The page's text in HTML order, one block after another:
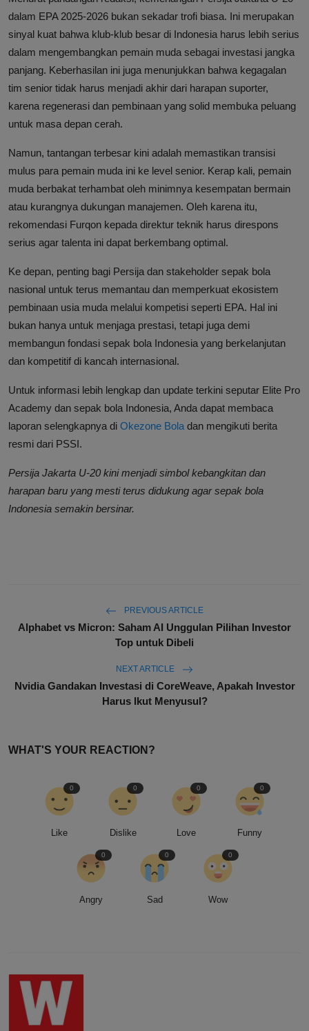
dalam EPA 2025-2026 bukan sekadar trofi biasa. Ini merupakan
sinyal kuat bahwa klub-klub besar di Indonesia harus lebih serius
dalam mengembangkan pemain muda sebagai investasi jangka
panjang. Keberhasilan ini juga menunjukkan bahwa kegagalan
tim senior tidak harus menjadi akhir dari harapan suporter,
karena regenerasi dan pembinaan yang solid membuka peluang
untuk masa depan cerah.
Namun, tantangan terbesar kini adalah memastikan transisi
mulus para pemain muda ini ke level senior. Kerap kali, pemain
muda berbakat terhambat oleh minimnya kesempatan bermain
atau kurangnya dukungan manajemen. Oleh karena itu,
rekomendasi Furqon kepada direktur teknik harus direspons
serius agar talenta ini dapat berkembang optimal.
Ke depan, penting bagi Persija dan stakeholder sepak bola
nasional untuk terus memantau dan memperkuat ekosistem
pembinaan usia muda melalui kompetisi seperti EPA. Hal ini
bukan hanya untuk menjaga prestasi, tetapi juga demi
membangun fondasi sepak bola Indonesia yang berkelanjutan
dan kompetitif di kancah internasional.
Untuk informasi lebih lengkap dan update terkini seputar Elite Pro
Academy dan sepak bola Indonesia, Anda dapat membaca
laporan selengkapnya di Okezone Bola dan mengikuti berita
resmi dari PSSI.
Persija Jakarta U-20 kini menjadi simbol kebangkitan dan
harapan baru yang mesti terus didukung agar sepak bola
Indonesia semakin bersinar.
PREVIOUS ARTICLE
Alphabet vs Micron: Saham AI Unggulan Pilihan Investor
Top untuk Dibeli
NEXT ARTICLE
Nvidia Gandakan Investasi di CoreWeave, Apakah Investor
Harus Ikut Menyusul?
WHAT'S YOUR REACTION?
Like
0
Dislike
0
Love
0
Funny
0
Angry
0
Sad
0
Wow
0